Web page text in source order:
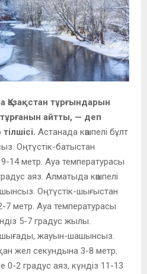
Қазақстан тұрғындарын
айтты, — деп
Астанада көшпелі бұлт
Оңтүстік-батыстан
14 метр. Ауа температурасы
аяз. Алматыда көшпелі
Оңтүстік-шығыстан
метр. Ауа температурасы
5-7 градус жылы.
шығады, жауын-шашынсыз.
жел секундына 3-8 метр.
0-2 градус аяз, күндіз 11-13